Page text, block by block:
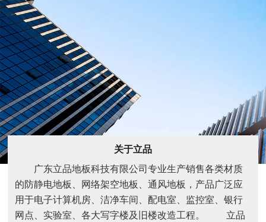
关于立品
广东立品地板科技有限公司专业生产销售各类材质
的防静电地板、网络架空地板、通风地板，产品广泛应
用于电子计算机房、洁净车间、配电室、监控室、银行
网点、实验室、各大写字楼及旧楼改造工程。 立品